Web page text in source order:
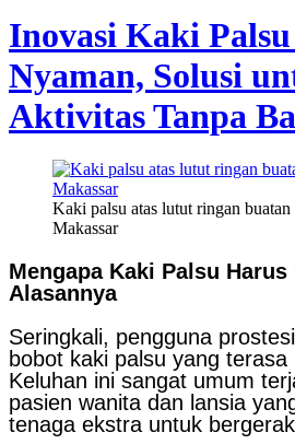
Inovasi Kaki
Nyaman, Solusi
Aktivitas Tanpa
Kaki palsu atas lutut ringan
Makassar
Mengapa Kaki Palsu
Alasannya
Seringkali, pengguna
bobot kaki palsu yang terasa
Keluhan ini sangat umum
pasien wanita dan lansia
tenaga ekstra untuk